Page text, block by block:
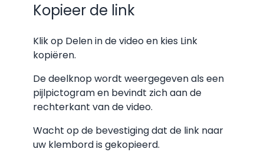
Kopieer de link
Klik op Delen in de video en kies Link
kopiëren.
De deelknop wordt weergegeven als een
pijlpictogram en bevindt zich aan de
rechterkant van de video.
Wacht op de bevestiging dat de link naar
uw klembord is gekopieerd.